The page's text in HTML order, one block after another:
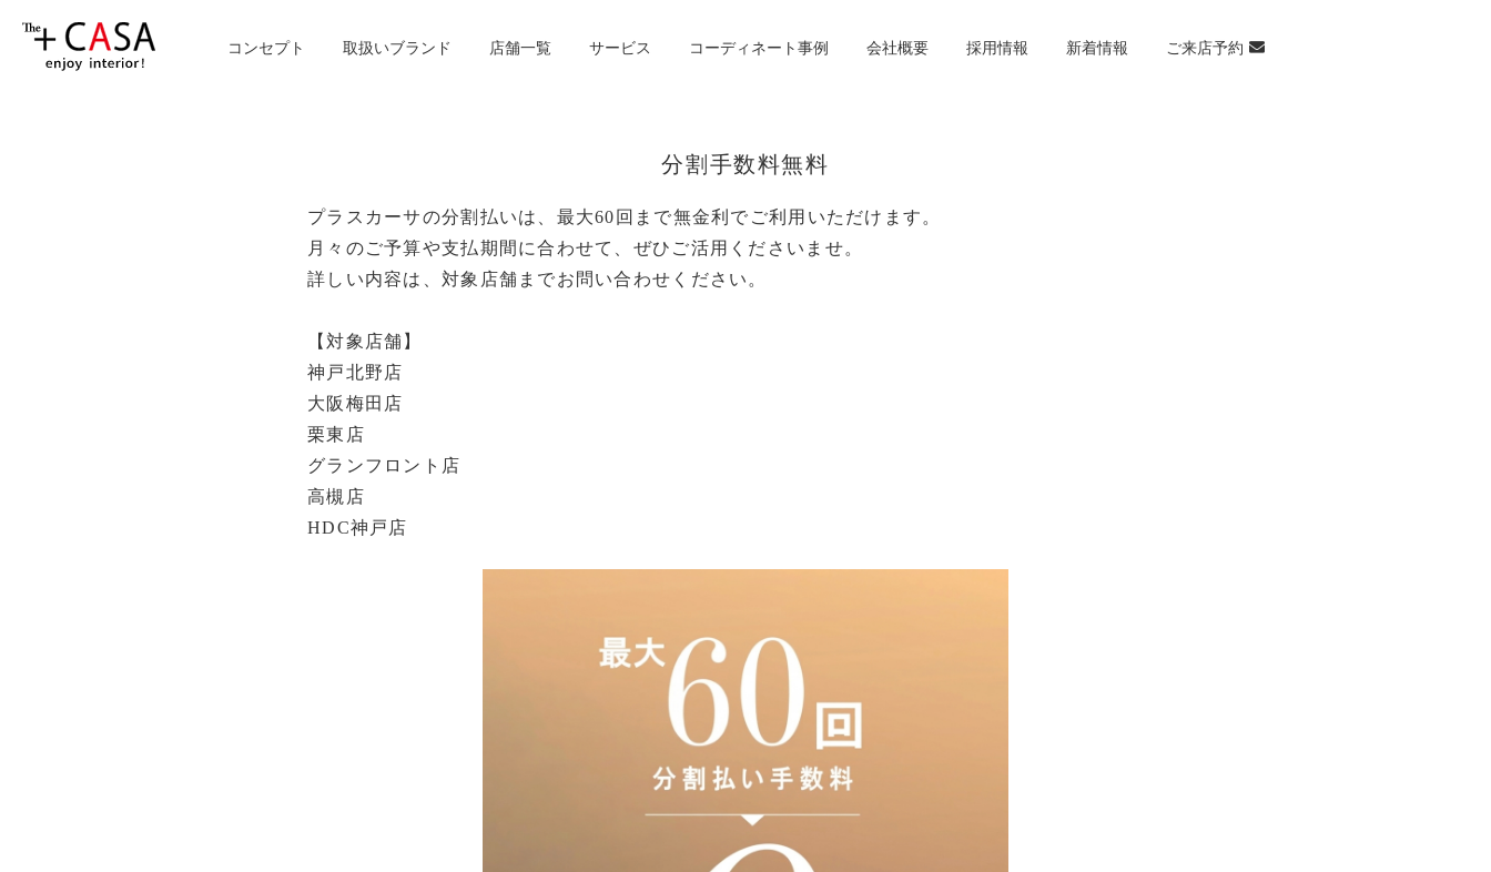
コンセプト 取扱いブランド 店舗一覧 サービス コーディネート事例 会社概要 採用情報 新着情報 ご来店予約
分割手数料無料
プラスカーサの分割払いは、最大60回まで無金利でご利用いただけます。
月々のご予算や支払期間に合わせて、ぜひご活用くださいませ。
詳しい内容は、対象店舗までお問い合わせください。
【対象店舗】
神戸北野店
大阪梅田店
栗東店
グランフロント店
高槻店
HDC神戸店